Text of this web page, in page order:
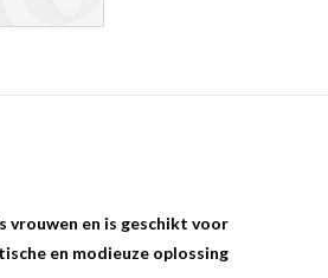
en is geschikt voor
en modieuze oplossing